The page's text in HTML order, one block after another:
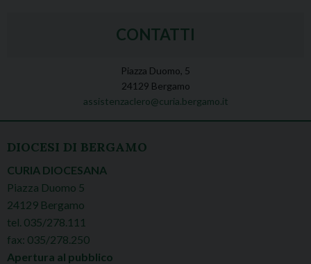
CONTATTI
Piazza Duomo, 5
24129 Bergamo
assistenzaclero@curia.bergamo.it
DIOCESI DI BERGAMO
CURIA DIOCESANA
Piazza Duomo 5
24129 Bergamo
tel. 035/278.111
fax: 035/278.250
Apertura al pubblico